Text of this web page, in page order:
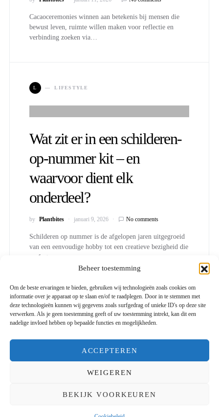
Beheer toestemming
Om de beste ervaringen te bieden, gebruiken wij technologieën zoals cookies om
informatie over je apparaat op te slaan en/of te raadplegen. Door in te stemmen met
deze technologieën kunnen wij gegevens zoals surfgedrag of unieke ID's op deze site
verwerken. Als je geen toestemming geeft of uw toestemming intrekt, kan dit een
nadelige invloed hebben op bepaalde functies en mogelijkheden.
ACCEPTEREN
WEIGEREN
BEKIJK VOORKEUREN
Cacaoceremonies winnen aan betekenis bij mensen die
bewust leven, ruimte willen maken voor reflectie en
verbinding zoeken via…
L LIFESTYLE
Wat zit er in een schilderen-
op-nummer kit – en
waarvoor dient elk
onderdeel?
by Plantbites januari 9, 2026 No comments
Schilderen op nummer is de afgelopen jaren uitgegroeid
van een eenvoudige hobby tot een creatieve bezigheid die
perfect…
Plantbites
DUURZAAMHEID
FASHION CONTACT